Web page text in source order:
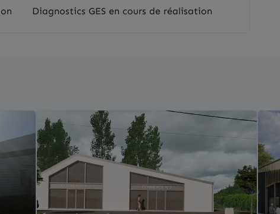
Diagnostics GES en cours de réalisation